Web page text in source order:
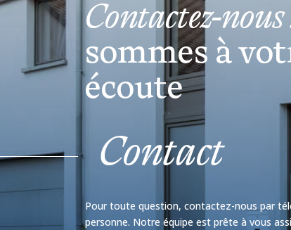
Contactez-nous
sommes à
écoute
Contact
Pour toute question, contactez-nous par
personne. Notre équipe est prête à vous